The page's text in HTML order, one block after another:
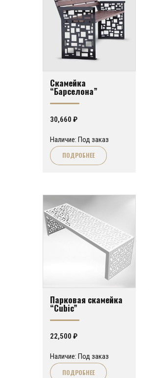
Скамейка
“Барселона”
30,660 ₽
Наличие: Под заказ
ПОДРОБНЕЕ
Парковая скамейка
“Cubic”
22,500 ₽
Наличие: Под заказ
ПОДРОБНЕЕ